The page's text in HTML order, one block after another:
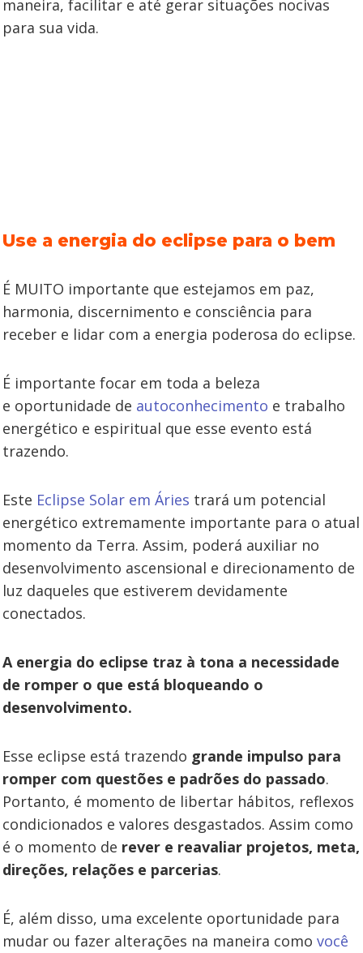
maneira, facilitar e até gerar situações nocivas
para sua vida.
Use a energia do eclipse para o bem
É MUITO importante que estejamos em paz,
harmonia, discernimento e consciência para
receber e lidar com a energia poderosa do eclipse.
É importante focar em toda a beleza
e oportunidade de autoconhecimento e trabalho
energético e espiritual que esse evento está
trazendo.
Este Eclipse Solar em Áries trará um potencial
energético extremamente importante para o atual
momento da Terra. Assim, poderá auxiliar no
desenvolvimento ascensional e direcionamento de
luz daqueles que estiverem devidamente
conectados.
A energia do eclipse traz à tona a necessidade
de romper o que está bloqueando o
desenvolvimento.
Esse eclipse está trazendo grande impulso para
romper com questões e padrões do passado.
Portanto, é momento de libertar hábitos, reflexos
condicionados e valores desgastados. Assim como
é o momento de rever e reavaliar projetos, meta,
direções, relações e parcerias.
É, além disso, uma excelente oportunidade para
mudar ou fazer alterações na maneira como você